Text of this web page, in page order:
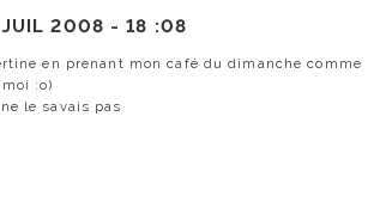
JUIL 2008 -18 :08
en prenant mon café du dimanche comme
:o)
le savais pas